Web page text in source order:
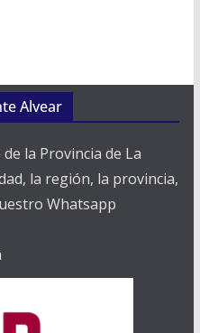
Alvear
la Provincia de La
la región, la provincia,
Whatsapp